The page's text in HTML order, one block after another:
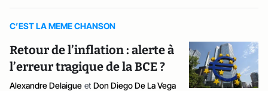
C’EST LA MEME CHANSON
Retour de l’inflation : alerte à
l’erreur tragique de la BCE ?
Alexandre Delaigue et Don Diego De La Vega